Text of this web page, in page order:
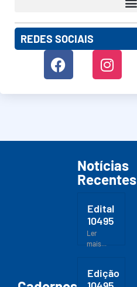
REDES SOCIAIS
Notícias
Recentes
Edital
10495
Ler
mais...
Edição